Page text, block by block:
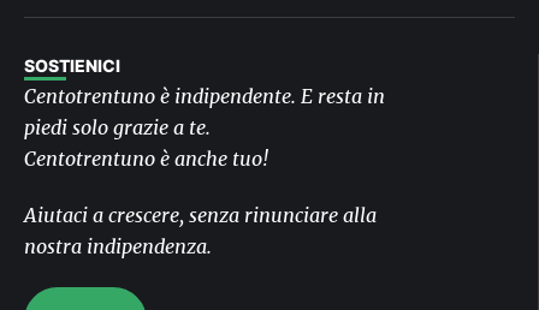
SOSTIENICI
Centotrentuno è indipendente. E resta in
piedi solo grazie a te.
Centotrentuno è anche tuo!
Aiutaci a crescere, senza rinunciare alla
nostra indipendenza.